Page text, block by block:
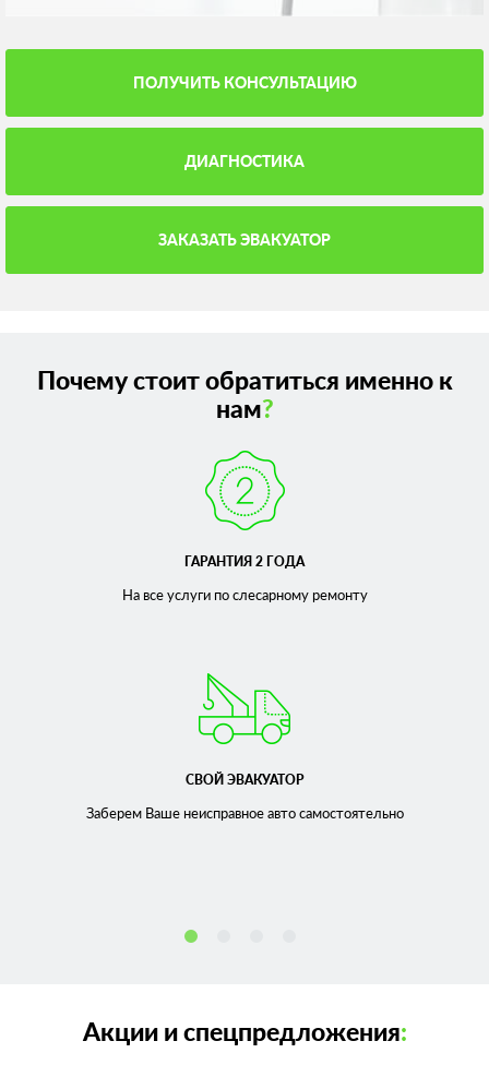
ПОЛУЧИТЬ КОНСУЛЬТАЦИЮ
ДИАГНОСТИКА
ЗАКАЗАТЬ ЭВАКУАТОР
Почему стоит обратиться именно к
нам?
ГАРАНТИЯ 2 ГОДА
На все услуги по слесарномуремонту
СВОЙ ЭВАКУАТОР
Заберем Ваше неисправноеавто самостоятельно
Акции и спецпредложения: